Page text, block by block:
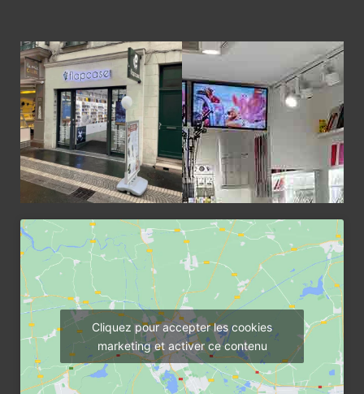
Cliquez pour accepter les cookies
marketing et activer ce contenu